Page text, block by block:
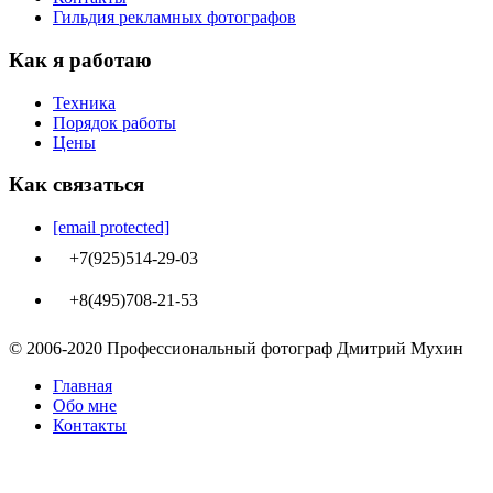
Гильдия рекламных фотографов
Как я работаю
Техника
Порядок работы
Цены
Как связаться
[email protected]
+7(925)514-29-03
+8(495)708-21-53
© 2006-2020 Профессиональный фотограф Дмитрий Мухин
Главная
Обо мне
Контакты